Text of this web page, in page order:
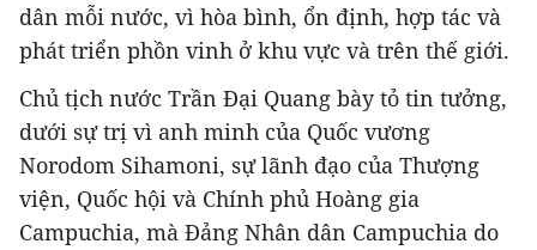
dân mỗi nước, vì hòa bình, ổn định, hợp tác và
phát triển phồn vinh ở khu vực và trên thế giới.
Chủ tịch nước Trần Đại Quang bày tỏ tin tưởng,
dưới sự trị vì anh minh của Quốc vương
Norodom Sihamoni, sự lãnh đạo của Thượng
viện, Quốc hội và Chính phủ Hoàng gia
Campuchia, mà Đảng Nhân dân Campuchia do